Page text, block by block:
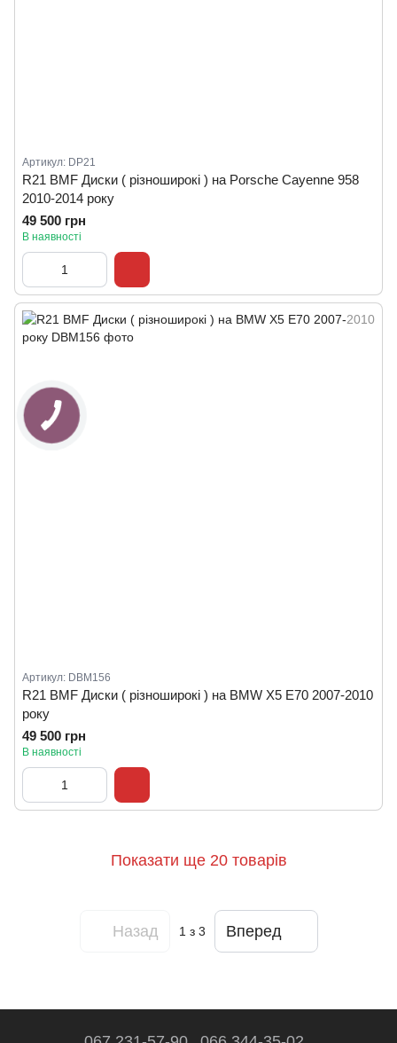
Артикул: DP21
R21 BMF Диски ( різноширокі ) на Porsche Cayenne 958
2010-2014 року
49 500 грн
В наявності
Артикул: DBM156
R21 BMF Диски ( різноширокі ) на BMW X5 E70 2007-2010
року
49 500 грн
В наявності
Показати ще 20 товарів
Назад 1 з 3 Вперед